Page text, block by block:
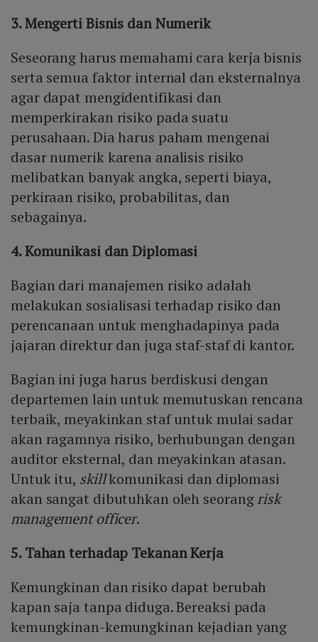
3. Mengerti Bisnis dan Numerik
Seseorang harus memahami cara kerja bisnis
serta semua faktor internal dan eksternalnya
agar dapat mengidentifikasi dan
memperkirakan risiko pada suatu
perusahaan. Dia harus paham mengenai
dasar numerik karena analisis risiko
melibatkan banyak angka, seperti biaya,
perkiraan risiko, probabilitas, dan
sebagainya.
4. Komunikasi dan Diplomasi
Bagian dari manajemen risiko adalah
melakukan sosialisasi terhadap risiko dan
perencanaan untuk menghadapinya pada
jajaran direktur dan juga staf-staf di kantor.
Bagian ini juga harus berdiskusi dengan
departemen lain untuk memutuskan rencana
terbaik, meyakinkan staf untuk mulai sadar
akan ragamnya risiko, berhubungan dengan
auditor eksternal, dan meyakinkan atasan.
Untuk itu, skillkomunikasi dan diplomasi
akan sangat dibutuhkan oleh seorangrisk
management officer.
5. Tahan terhadap Tekanan Kerja
Kemungkinan dan risiko dapat berubah
kapan saja tanpa diduga. Bereaksi pada
kemungkinan-kemungkinan kejadian yang